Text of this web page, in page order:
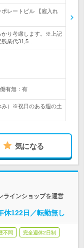
レートビル 【雇入れ
かり考慮します。※上記
業代31,5…
有無：有
み）※祝日のある週の土
気になる
ラインショップを運営
休122日／転勤無し
不問 完全週休2日制